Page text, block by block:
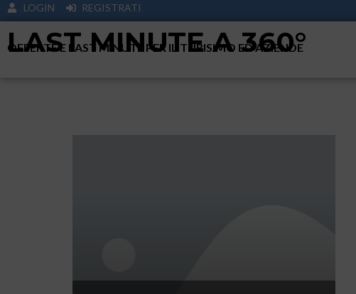
LOGIN REGISTRATI
LAST MINUTE A 360°
OFFERTE E LAST MINUTE PER IL TURISIMO ED AZIENDE